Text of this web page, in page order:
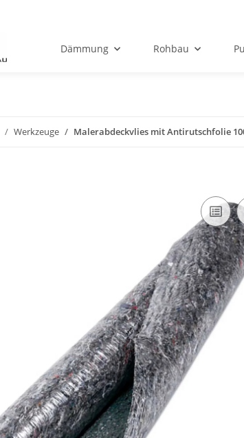
Dämmung Rohbau
Werkzeuge Malerabdeckvlies mit Antirutschfolie